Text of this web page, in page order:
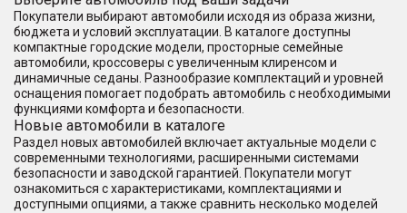
Покупатели выбирают автомобили исходя из образа жизни,
бюджета и условий эксплуатации. В каталоге доступны
компактные городские модели, просторные семейные
автомобили, кроссоверы с увеличенным клиренсом и
динамичные седаны. Разнообразие комплектаций и уровней
оснащения помогает подобрать автомобиль с необходимыми
функциями комфорта и безопасности.
Новые автомобили в каталоге
Раздел новых автомобилей включает актуальные модели с
современными технологиями, расширенными системами
безопасности и заводской гарантией. Покупатели могут
ознакомиться с характеристиками, комплектациями и
доступными опциями, а также сравнить несколько моделей